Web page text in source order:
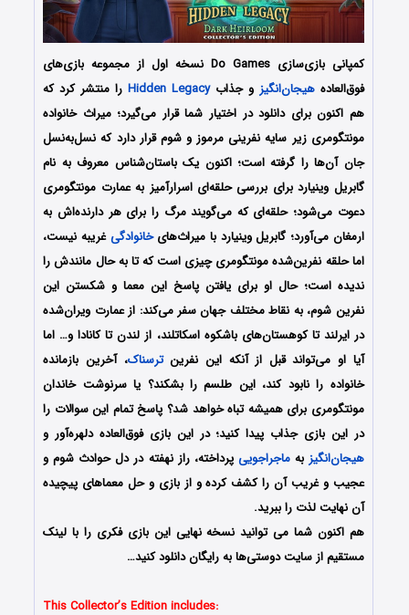
کمپانی بازی‌سازی Do Games نسخه اول از مجموعه بازی‌های
فوق‌العادههیجان‌انگیز و جذابHidden Legacyرا منتشر کرد که
هم اکنون برای دانلود در اختیار شما قرار می‌گیرد؛ میراث خانواده‌
مونتگومری زیر سایه‌ نفرینی مرموز و شوم قرار دارد که نسل‌به‌نسل
جان آن‌ها را گرفته است؛ اکنون یک باستان‌شناس معروف به نام
گابریل وینیارد برای بررسی حلقه‌ای اسرارآمیز به عمارت مونتگومری
دعوت می‌شود؛ حلقه‌ای که می‌گویند مرگ را برای هر دارنده‌اش به
ارمغان می‌آورد؛ گابریل وینیارد با میراث‌هایخانوادگیغریبه نیست،
اما حلقه‌ نفرین‌شده‌ مونتگومری چیزی است که تا به حال مانندش را
ندیده است؛ حال او برای یافتن پاسخ این معما و شکستن این
نفرین شوم، به نقاط مختلف جهان سفر می‌کند: از عمارت ویران‌شده
در ایرلند تا کوهستان‌های باشکوه اسکاتلند، از لندن تا کانادا و… اما
آیا او می‌تواند قبل از آنکه این نفرینترسناک، آخرین بازمانده‌
خانواده را نابود کند، این طلسم را بشکند؟ یا سرنوشت خاندان
مونتگومری برای همیشه تباه خواهد شد؟ پاسخ تمام این سوالات را
در این بازی جذاب پیدا کنید؛در این بازی فوق‌العاده دلهره‌آور و
هیجان‌انگیز بهماجراجویی پرداخته، راز نهفته در دل حوادث شوم و
عجیب و غریب آن را کشف کرده و از بازی و حل معماهای پیچیده
آن نهایت لذت را ببرید.
هم اکنون شما می توانید نسخه نهایی این بازی فکری را با لینک
مستقیم از سایت دوستی‌ها به رایگان دانلود کنید…
This Collector’s Edition includes: